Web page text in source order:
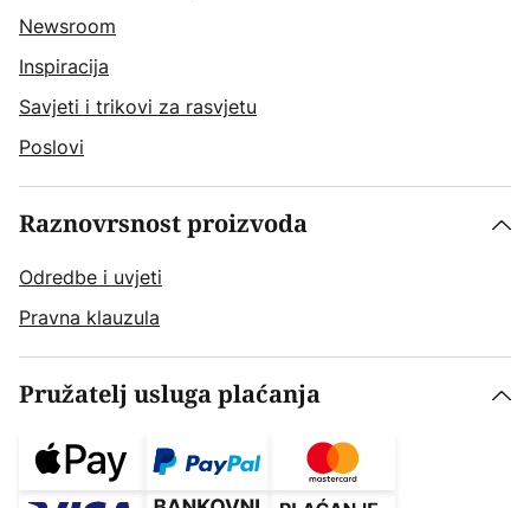
Newsroom
Inspiracija
Savjeti i trikovi za rasvjetu
Poslovi
Raznovrsnost proizvoda
Odredbe i uvjeti
Pravna klauzula
Pružatelj usluga plaćanja